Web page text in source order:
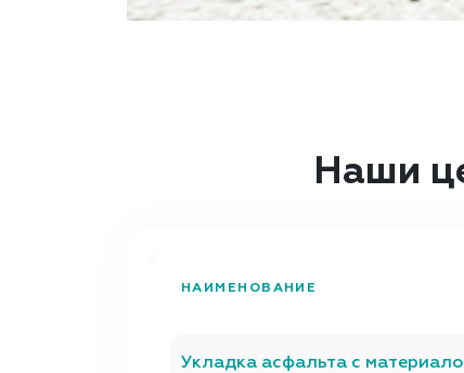
Наши
НАИМЕНОВАНИЕ
Укладка асфальта с